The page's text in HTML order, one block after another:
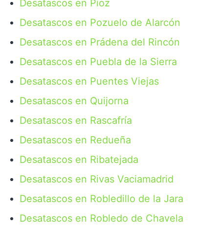
Desatascos en Pioz
Desatascos en Pozuelo de Alarcón
Desatascos en Prádena del Rincón
Desatascos en Puebla de la Sierra
Desatascos en Puentes Viejas
Desatascos en Quijorna
Desatascos en Rascafría
Desatascos en Redueña
Desatascos en Ribatejada
Desatascos en Rivas Vaciamadrid
Desatascos en Robledillo de la Jara
Desatascos en Robledo de Chavela